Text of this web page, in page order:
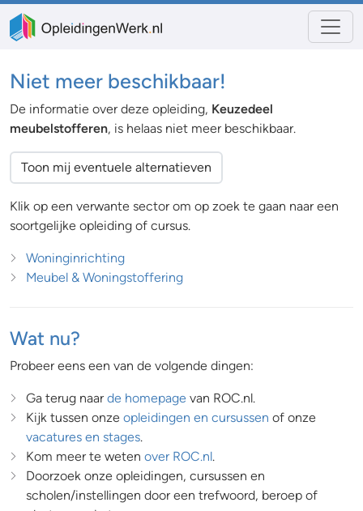
Niet meer beschikbaar!
De informatie over deze opleiding, Keuzedeel
meubelstofferen, is helaas niet meer beschikbaar.
Toon mij eventuele alternatieven
Klik op een verwante sector om op zoek te gaan naar een
soortgelijke opleiding of cursus.
Woninginrichting
Meubel & Woningstoffering
Wat nu?
Probeer eens een van de volgende dingen:
Ga terug naar de homepage van ROC.nl.
Kijk tussen onze opleidingen en cursussen of onze
vacatures en stages.
Kom meer te weten over ROC.nl.
Doorzoek onze opleidingen, cursussen en
scholen/instellingen door een trefwoord, beroep of